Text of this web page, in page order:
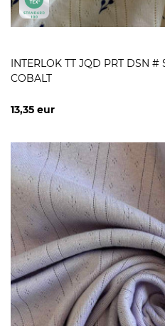
INTERLOK TT JQD PRT DSN
COBALT
13,35 eur